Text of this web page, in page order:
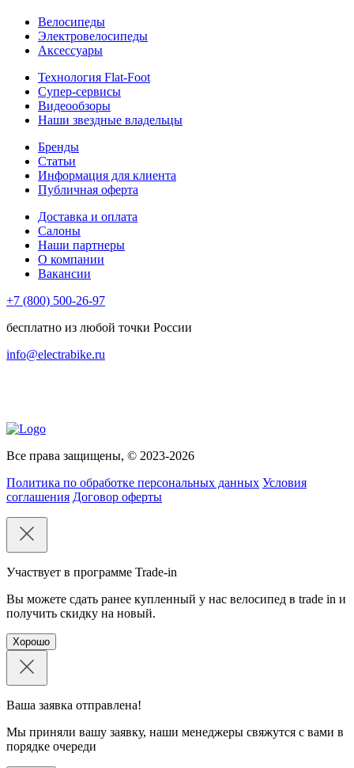
Велосипеды
Электровелосипеды
Аксессуары
Технология Flat-Foot
Супер-сервисы
Видеообзоры
Наши звездные владельцы
Бренды
Статьи
Информация для клиента
Публичная оферта
Доставка и оплата
Салоны
Наши партнеры
О компании
Вакансии
+7 (800) 500-26-97
бесплатно из любой точки России
info@electrabike.ru
Все права защищены, © 2023-2026
Политика по обработке персональных данных Условия
соглашения Договор оферты
Участвует в программе Trade-in
Вы можете сдать ранее купленный у нас велосипед в trade in и
получить скидку на новый.
Хорошо
Ваша заявка отправлена!
Мы приняли вашу заявку, наши менеджеры свяжутся с вами в
порядке очереди